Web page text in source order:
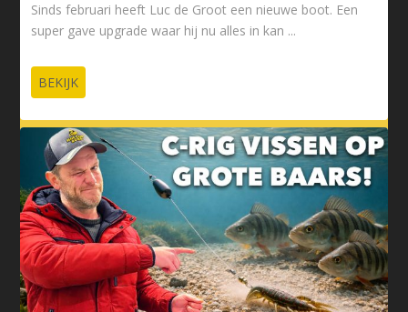
Sinds februari heeft Luc de Groot een nieuwe boot. Een
super gave upgrade waar hij nu alles in kan ...
BEKIJK